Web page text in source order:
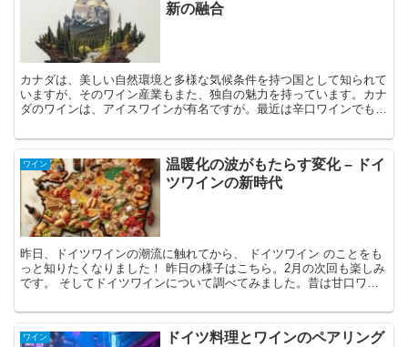
新の融合
カナダは、美しい自然環境と多様な気候条件を持つ国として知られて
いますが、そのワイン産業もまた、独自の魅力を持っています。カナ
ダのワインは、アイスワインが有名ですが。最近は辛口ワインでも国
ワイン
温暖化の波がもたらす変化 – ドイ
ツワインの新時代
昨日、ドイツワインの潮流に触れてから、 ドイツワイン のことをも
っと知りたくなりました！ 昨日の様子はこちら。2月の次回も楽しみ
です。 そしてドイツワインについて調べてみました。昔は甘口ワイ
ワイン ドイツ料理とワインのペアリング